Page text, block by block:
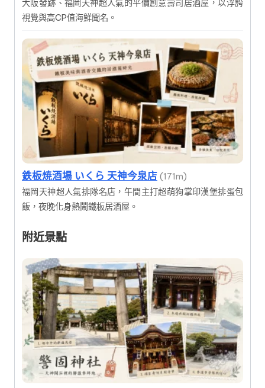
大阪發跡、福岡天神超人氣的平價創意壽司居酒屋，以浮誇
視覺與高CP值海鮮聞名。
鉄板焼酒場 いくら 天神今泉店 (171m)
福岡天神超人氣排隊名店，午間主打超萌狗掌印漢堡排蛋包
飯，夜晚化身熱鬧鐵板居酒屋。
附近景點